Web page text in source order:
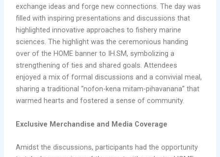
exchange ideas and forge new connections. The day was
filled with inspiring presentations and discussions that
highlighted innovative approaches to fishery marine
sciences. The highlight was the ceremonious handing
over of the HOME banner to IH.SM, symbolizing a
strengthening of ties and shared goals. Attendees
enjoyed a mix of formal discussions and a convivial meal,
sharing a traditional “nofon-kena mitam-pihavanana” that
warmed hearts and fostered a sense of community.
Exclusive Merchandise and Media Coverage
Amidst the discussions, participants had the opportunity